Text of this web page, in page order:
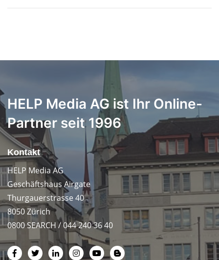
HELP Media AG ist Ihr Online-
Partner seit 1996
Kontakt
HELP Media AG
Geschäftshaus Airgate
Thurgauerstrasse 40
8050 Zürich
0800 SEARCH / 044 240 36 40